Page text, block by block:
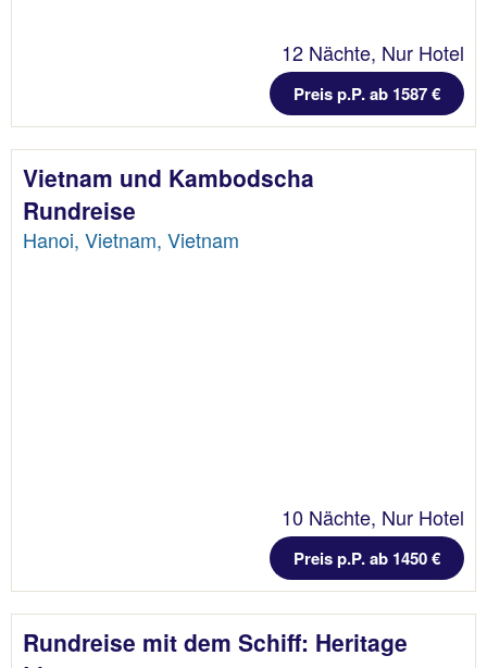
12 Nächte, Nur Hotel
Preis p.P. ab 1587 €
Vietnam und Kambodscha
Rundreise
Hanoi, Vietnam, Vietnam
10 Nächte, Nur Hotel
Preis p.P. ab 1450 €
Rundreise mit dem Schiff: Heritage